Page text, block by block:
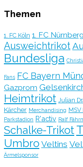
Themen
1. FC Köln 1. FC Nürnberg
Ausweichtrikot
Bundesliga
Fans FC Bayern
Gazprom
Heimtrikot Julian
Kärcher Merchandising MSV
Parkstadion R'activ Ralf
Schalke-Trikot
Umbro Veltins
Ärmelsponsor